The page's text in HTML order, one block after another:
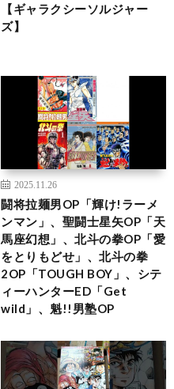
【ギャラクシーソルジャー
ズ】
2025.11.26
闘将拉麺男OP「輝け!ラーメ
ンマン」、聖闘士星矢OP「天
馬座幻想」、北斗の拳OP「愛
をとりもどせ」、北斗の拳
2OP「TOUGH BOY」、シテ
ィーハンターED「Get
wild」、魁!!男塾OP